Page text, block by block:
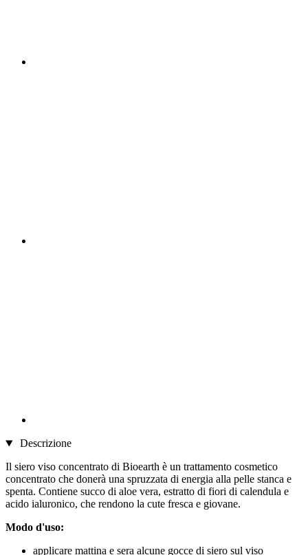
Descrizione
Il siero viso concentrato di Bioearth è un trattamento cosmetico
concentrato che donerà una spruzzata di energia alla pelle stanca e
spenta. Contiene succo di aloe vera, estratto di fiori di calendula e
acido ialuronico, che rendono la cute fresca e giovane.
Modo d'uso:
applicare mattina e sera alcune gocce di siero sul viso